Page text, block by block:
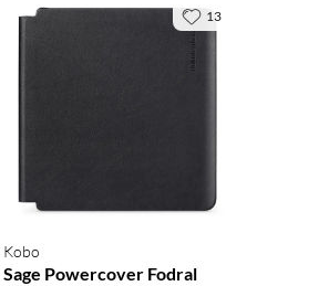
Kobo
Sage Powercover Fodral
13